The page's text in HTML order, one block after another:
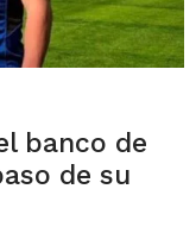
banco de
de su